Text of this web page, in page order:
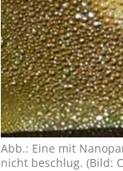
Abb.: Eine mit
nicht beschlug. (Bild: